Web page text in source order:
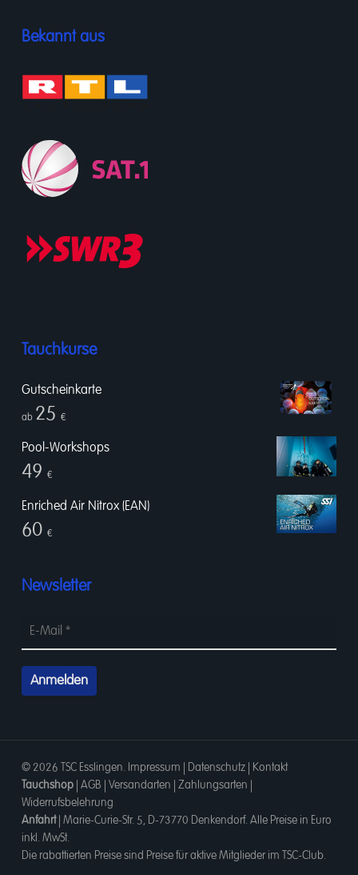
Bekannt aus
Tauchkurse
Gutscheinkarte
ab 25 €
Pool-Workshops
49 €
Enriched Air Nitrox (EAN)
60 €
Newsletter
© 2026 TSC Esslingen. Impressum Datenschutz| Kontakt
Tauchshop| AGB Versandarten Zahlungsarten
Widerrufsbelehrung
Anfahrt| Marie-Curie-Str. 5, D-73770 Denkendorf. Alle Preise in Euro
inkl. MwSt.
Die rabattierten Preise sind Preise für aktive Mitglieder im TSC-Club.